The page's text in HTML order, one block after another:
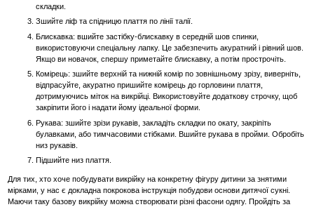
складки.
Зшийте ліф та спідницю плаття по лінії талії.
Блискавка: вшийте застібку-блискавку в середній шов спинки,
використовуючи спеціальну лапку. Це забезпечить акуратний і рівний шов.
Якщо ви новачок, спершу приметайте блискавку, а потім прострочіть.
Комірець: зшийте верхній та нижній комір по зовнішньому зрізу, виверніть,
відпрасуйте, акуратно пришийте комірець до горловини плаття,
дотримуючись міток на викрійці. Використовуйте додаткову строчку, щоб
закріпити його і надати йому ідеальної форми.
Рукава: зшийте зрізи рукавів, закладіть складки по окату, закріпіть
булавками, або тимчасовими стібками. Вшийте рукава в пройми. Обробіть
низ рукавів.
Підшийте низ плаття.
Для тих, хто хоче побудувати викрійку на конкретну фігуру дитини за знятими
мірками, у нас є докладна покрокова інструкція побудови основи дитячої сукні.
Маючи таку базову викрійку можна створювати різні фасони одягу. Пройдіть за